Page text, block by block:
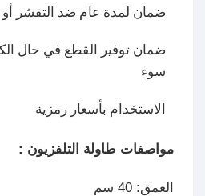
ضمان لمدة عام ضد التقشر أو
ضمان توفير القطع في حال
سوء
الاستخدام بأسعار رمزية
مواصفات طاولة التلفزيون :
العمق: 40 سم